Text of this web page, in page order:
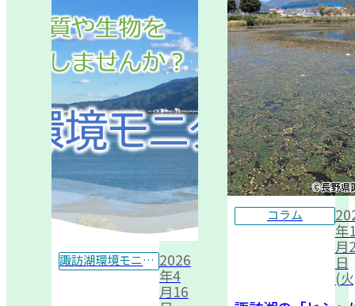
諏訪湖環境モニター 2026
年4
月16
コラム
年
月
日
(